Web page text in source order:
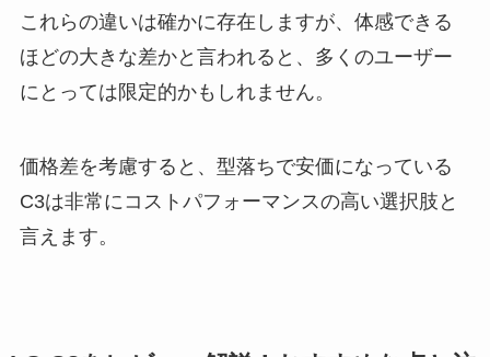
これらの違いは確かに存在しますが、体感できる
ほどの大きな差かと言われると、多くのユーザー
にとっては限定的かもしれません。
価格差を考慮すると、型落ちで安価になっている
C3は非常にコストパフォーマンスの高い選択肢と
言えます。